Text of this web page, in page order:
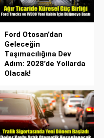
Ford Otosan’dan
Geleceğin
Taşımacılığına Dev
Adım: 2028’de Yollarda
Olacak!